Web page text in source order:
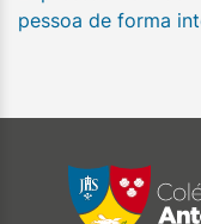
pessoa de forma